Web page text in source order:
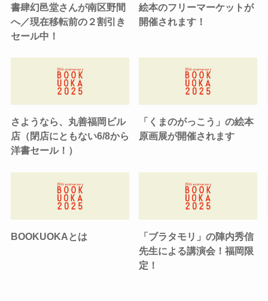
書肆幻邑堂さんが南区野間
へ／現在移転前の２割引き
セール中！
絵本のフリーマーケットが
開催されます！
さようなら、丸善福岡ビル
店（閉店にともない6/8から
洋書セール！）
「くまのがっこう」の絵本
原画展が開催されます
BOOKUOKAとは
「ブラタモリ」の陣内秀信
先生による講演会！福岡限
定！